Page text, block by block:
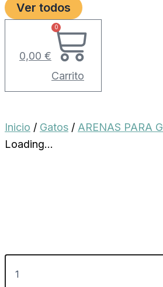
Ver todos
0,00 €
0
Carrito
Inicio / Gatos / ARENAS PARA
Loading...